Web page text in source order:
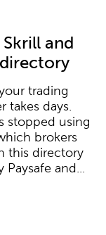
and
trading
takes days.
stopped using
brokers
this directory
and...